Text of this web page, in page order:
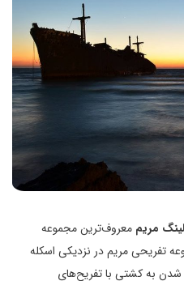
مریم معروف‌ترین مجموعه
تفریحی مریم در نزدیکی اسکله
شدن به کشتی با تفریح‌های